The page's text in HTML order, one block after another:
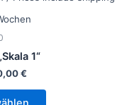
1“
€